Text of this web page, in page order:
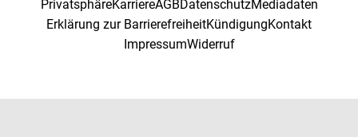
PrivatsphäreKarriereAGBDatenschutzMediadaten
Erklärung zur BarrierefreiheitKündigungKontakt
ImpressumWiderruf